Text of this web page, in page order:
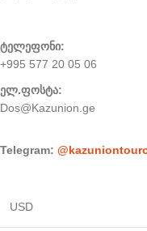
ტელეფონი:
+995 577 20 05 06
ელ.ფოსტა:
Dos@Kazunion.ge
Telegram:
USD